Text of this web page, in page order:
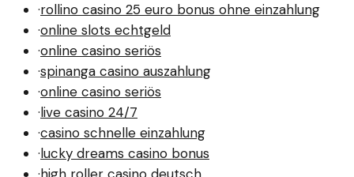
·rollino casino 25 euro bonus ohne einzahlung
·online slots echtgeld
·online casino seriös
·spinanga casino auszahlung
·online casino seriös
·live casino 24/7
·casino schnelle einzahlung
·lucky dreams casino bonus